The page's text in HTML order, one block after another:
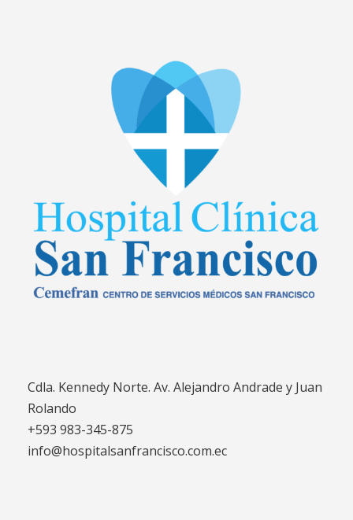
Cdla. Kennedy Norte. Av. Alejandro Andrade y Juan
Rolando
+593 983-345-875
info@hospitalsanfrancisco.com.ec